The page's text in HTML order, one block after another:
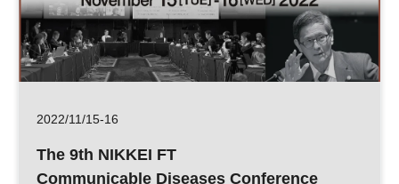
2022/11/15-16
The 9th NIKKEI FT
Communicable Diseases Conference